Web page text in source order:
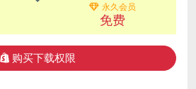
永久会员
免费
购买下载权限